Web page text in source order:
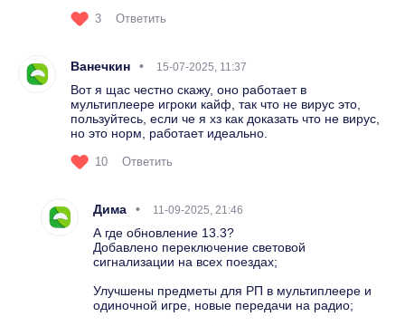
3 Ответить
Ванечкин 15-07-2025, 11:37
Вот я щас честно скажу, оно работает в
мультиплеере игроки кайф, так что не вирус это,
пользуйтесь, если че я хз как доказать что не вирус,
но это норм, работает идеально.
10 Ответить
Дима 11-09-2025, 21:46
А где обновление 13.3?
Добавлено переключение световой
сигнализации на всех поездах;
Улучшены предметы для РП в мультиплеере и
одиночной игре, новые передачи на радио;